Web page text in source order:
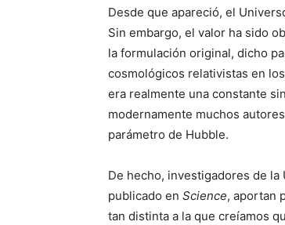
Desde que apareció, el
Sin embargo, el valor ha sido
la formulación original, dicho
cosmológicos relativistas en
era realmente una constante
modernamente muchos
parámetro de Hubble.
De hecho, investigadores de
publicado en Science, aportan
tan distinta a la que creíamos